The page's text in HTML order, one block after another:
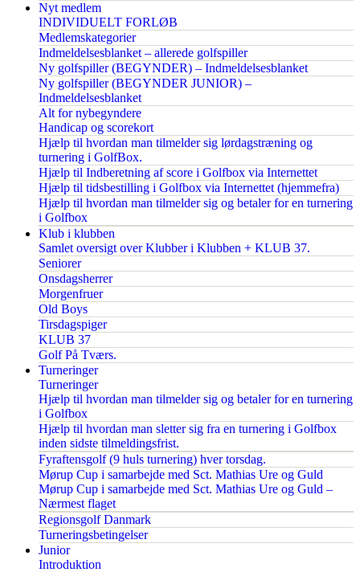
Nyt medlem
INDIVIDUELT FORLØB
Medlemskategorier
Indmeldelsesblanket – allerede golfspiller
Ny golfspiller (BEGYNDER) – Indmeldelsesblanket
Ny golfspiller (BEGYNDER JUNIOR) –
Indmeldelsesblanket
Alt for nybegyndere
Handicap og scorekort
Hjælp til hvordan man tilmelder sig lørdagstræning og
turnering i GolfBox.
Hjælp til Indberetning af score i Golfbox via Internettet
Hjælp til tidsbestilling i Golfbox via Internettet (hjemmefra)
Hjælp til hvordan man tilmelder sig og betaler for en turnering
i Golfbox
Klub i klubben
Samlet oversigt over Klubber i Klubben + KLUB 37.
Seniorer
Onsdagsherrer
Morgenfruer
Old Boys
Tirsdagspiger
KLUB 37
Golf På Tværs.
Turneringer
Turneringer
Hjælp til hvordan man tilmelder sig og betaler for en turnering
i Golfbox
Hjælp til hvordan man sletter sig fra en turnering i Golfbox
inden sidste tilmeldingsfrist.
Fyraftensgolf (9 huls turnering) hver torsdag.
Mørup Cup i samarbejde med Sct. Mathias Ure og Guld
Mørup Cup i samarbejde med Sct. Mathias Ure og Guld –
Nærmest flaget
Regionsgolf Danmark
Turneringsbetingelser
Junior
Introduktion